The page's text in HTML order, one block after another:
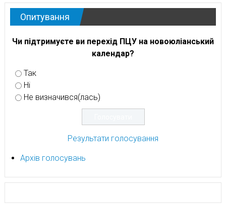
Опитування
Чи підтримуєте ви перехід ПЦУ на новоюліанський
календар?
Так
Ні
Не визначився(лась)
Результати голосування
Архів голосувань